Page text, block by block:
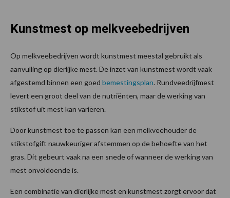
Kunstmest op melkveebedrijven
Op melkveebedrijven wordt kunstmest meestal gebruikt als
aanvulling op dierlijke mest. De inzet van kunstmest wordt vaak
afgestemd binnen een goed bemestingsplan. Rundveedrijfmest
levert een groot deel van de nutriënten, maar de werking van
stikstof uit mest kan variëren.
Door kunstmest toe te passen kan een melkveehouder de
stikstofgift nauwkeuriger afstemmen op de behoefte van het
gras. Dit gebeurt vaak na een snede of wanneer de werking van
mest onvoldoende is.
Een combinatie van dierlijke mest en kunstmest zorgt ervoor dat